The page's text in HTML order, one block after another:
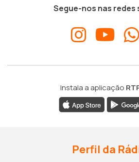
Segue-nos nas redes
Instala a aplicação
Perfil da